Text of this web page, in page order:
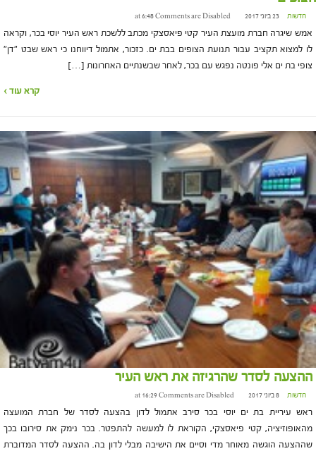
חדשות 23 ביוני 2017 at 6:48 Comments are Disabled
אמש שיגרה חברת מועצת העיר קטי פיאסצקי מכתב ללשכת ראש העיר יוסי בכר, וקראה
לו למצוא תקציב עבור תנועת הצופים בבת ים. כזכור, אתמול דיווחנו כי ראש שבט "דן"
צופי בת ים אלי פונטה נפגש עם בכר, לאחר שבשנתיים האחרונות […]
קרא עוד ›
ההצעה לסדר שהרגיזה את ראש העיר
חדשות 8 ביוני 2017 at 16:29 Comments are Disabled
ראש עיריית בת ים יוסי בכר סירב אתמול לדון בהצעה לסדר של חברת המועצה
מהאופוזיציה, קטי פיאסצקי, הקוראת לו למעשה להתפטר. בכר נימק את סירובו בכך
שההצעה הוגשה מאוחר מדי וסיים את הישיבה מבלי לדון בה. ההצעה לסדר המדוברת